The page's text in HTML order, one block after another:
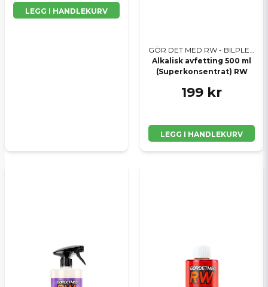
LEGG I HANDLEKURV
Alkalisk avfetting 500 ml
(Superkonsentrat) RW
199 kr
LEGG I HANDLEKURV